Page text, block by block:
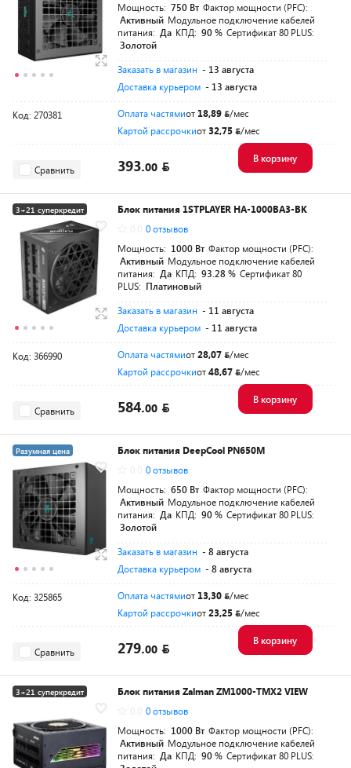
Мощность: 750 Вт Фактор мощности (PFC):
Активный Модульное подключение кабелей
питания: Да КПД: 90 % Сертификат 80 PLUS:
Золотой
Заказать в магазин - 13 августа
Доставка курьером - 13 августа
Код: 270381 Оплата частямиот 18,89
/мес
Картой рассрочкиот32,75 /мес
Сравнить 393.00
В корзину
3+21 суперкредит
Разумная цена
Блок питания 1STPLAYER HA-1000BA3-BK
0 отзывов
Мощность: 1000 Вт Фактор мощности (PFC):
Активный Модульное подключение кабелей
питания: Да КПД: 93.28 % Сертификат 80
PLUS: Платиновый
Заказать в магазин - 11 августа
Доставка курьером - 11 августа
Код: 366990 Оплата частямиот28,07
/мес
Картой рассрочкиот48,67 /мес
Сравнить 584.00
В корзину
Разумная цена
Блок питания DeepCool PN650M
0 отзывов
Мощность: 650 Вт Фактор мощности (PFC):
Активный Модульное подключение кабелей
питания: Да КПД: 90 % Сертификат 80 PLUS:
Золотой
Заказать в магазин - 8 августа
Доставка курьером - 8 августа
Код: 325865 Оплата частямиот 13,30
/мес
Картой рассрочкиот23,25 /мес
Сравнить 279.00
В корзину
3+21 суперкредит
Блок питания Zalman ZM1000-TMX2 VIEW
0 отзывов
Мощность: 1000 Вт Фактор мощности (PFC):
Активный Модульное подключение кабелей
питания: Да КПД: 90 % Сертификат 80 PLUS: